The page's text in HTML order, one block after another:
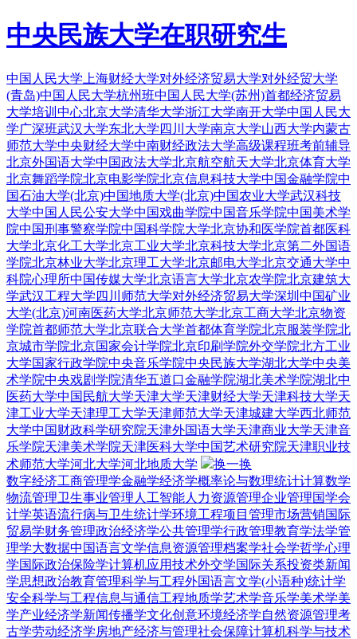
中央民族大学在职研究生
中国人民大学 上海财经大学对外经济贸易大学对外经贸大学
(青岛)中国人民大学杭州班中国人民大学(苏州)首都经济贸易
大学培训中心北京大学清华大学浙江大学南开大学中国人民大
学广深班武汉大学东北大学 四川大学南京大学山西大学内蒙古
师范大学中央财经大学中南财经政法大学高级课程班考前辅导
北京外国语大学中国政法大学北京航空航天大学北京体育大学
北京舞蹈学院北京电影学院北京信息科技大学中国金融学院中
国石油大学(北京)中国地质大学(北京)中国农业大学武汉科技
大学中国人民公安大学中国戏曲学院中国音乐学院中国美术学
院中国刑事警察学院中国科学院大学北京协和医学院首都医科
大学北京化工大学北京工业大学北京科技大学北京第二外国语
学院北京林业大学北京理工大学北京邮电大学北京交通大学中
科院心理所中国传媒大学北京语言大学北京农学院北京建筑大
学武汉工程大学 四川师范大学对外经济贸易大学深圳 中国矿业
大学(北京)河南医药大学北京师范大学北京工商大学北京物资
学院首都师范大学北京联合大学首都体育学院北京服装学院北
京城市学院北京国家会计学院北京印刷学院外交学院北方工业
大学国家行政学院中央音乐学院中央民族大学湖北大学中央美
术学院中央戏剧学院清华五道口金融学院湖北美术学院湖北中
医药大学中国民航大学天津大学天津财经大学天津科技大学天
津工业大学天津理工大学天津师范大学天津城建大学西北师范
大学中国财政科学研究院天津外国语大学天津商业大学天津音
乐学院天津美术学院天津医科大学中国艺术研究院天津职业技
术师范大学河北大学河北地质大学
换一换
数字经济工商管理学金融学经济学概率论与数理统计计算数学
物流管理卫生事业管理 人工智能人力资源管理企业管理国学会
计学英语流行病与卫生统计学环境工程项目管理市场营销国际
贸易学财务管理政治经济学公共管理学行政管理教育学法学管
理学大数据中国语言文学信息资源管理档案学社会学哲学心理
学国际政治保险学计算机应用技术外交学国际关系投资类新闻
学思想政治教育管理科学与工程外国语言文学(小语种)统计学
安全科学与工程信息与通信工程地质学艺术学音乐学美术学美
学产业经济学新闻传播学文化创意环境经济学自然资源管理考
古学劳动经济学房地产经济与管理社会保障计算机科学与技术